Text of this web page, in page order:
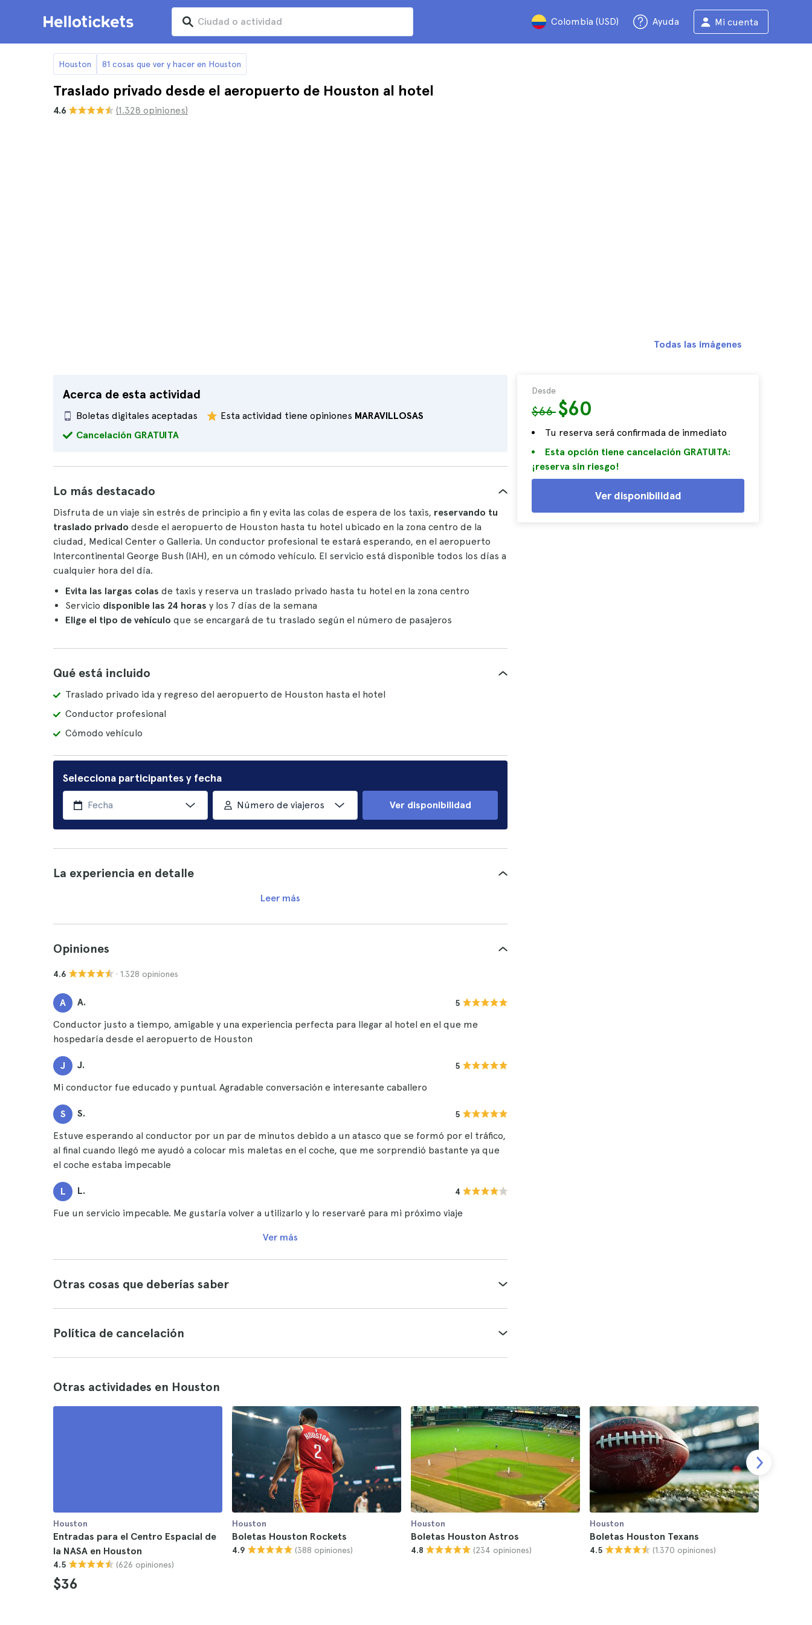
Colombia (USD) Ayuda Mi cuenta
Houston 81 cosas que ver y hacer en Houston
Traslado privado desde el aeropuerto de Houston al hotel
4.6 (1.328 opiniones)
Acerca de esta actividad
Boletas digitales aceptadas Esta actividad tiene opiniones MARAVILLOSAS
Cancelación GRATUITA
Desde
$66$60
Tu reserva será confirmada de inmediato
Esta opción tiene cancelación GRATUITA:
¡reserva sin riesgo!
Ver disponibilidad
Todas las imágenes
Lo más destacado
Disfruta de un viaje sin estrés de principio a fin y evita las colas de espera de los taxis, reservando tu
traslado privado desde el aeropuerto de Houston hasta tu hotel ubicado en la zona centro de la
ciudad, Medical Center o Galleria. Un conductor profesional te estará esperando, en el aeropuerto
Intercontinental George Bush (IAH), en un cómodo vehículo. El servicio está disponible todos los días a
cualquier hora del día.
Evita las largas colas de taxis y reserva un traslado privado hasta tu hotel en la zona centro
Servicio disponible las 24 horas y los 7 días de la semana
Elige el tipo de vehículo que se encargará de tu traslado según el número de pasajeros
Qué está incluido
Traslado privado ida y regreso del aeropuerto de Houston hasta el hotel
Conductor profesional
Cómodo vehículo
Selecciona participantes y fecha
Número de viajeros Ver disponibilidad
La experiencia en detalle
Leer más
Opiniones
4.6 · 1.328 opiniones
A A. 5
Conductor justo a tiempo, amigable y una experiencia perfecta para llegar al hotel en el que me
hospedaría desde el aeropuerto de Houston
J J. 5
Mi conductor fue educado y puntual. Agradable conversación e interesante caballero
S S. 5
Estuve esperando al conductor por un par de minutos debido a un atasco que se formó por el tráfico,
al final cuando llegó me ayudó a colocar mis maletas en el coche, que me sorprendió bastante ya que
el coche estaba impecable
L L. 4
Fue un servicio impecable. Me gustaría volver a utilizarlo y lo reservaré para mi próximo viaje
Ver más
Otras cosas que deberías saber
Política de cancelación
Otras actividades en Houston
Houston
Entradas para el Centro Espacial de
la NASA en Houston
4.5 (626 opiniones)
$36
Houston
Boletas Houston Rockets
4.9 (388 opiniones)
Houston
Boletas Houston Astros
4.8 (234 opiniones)
Houston
Boletas Houston Texans
4.5 (1.370 opiniones)